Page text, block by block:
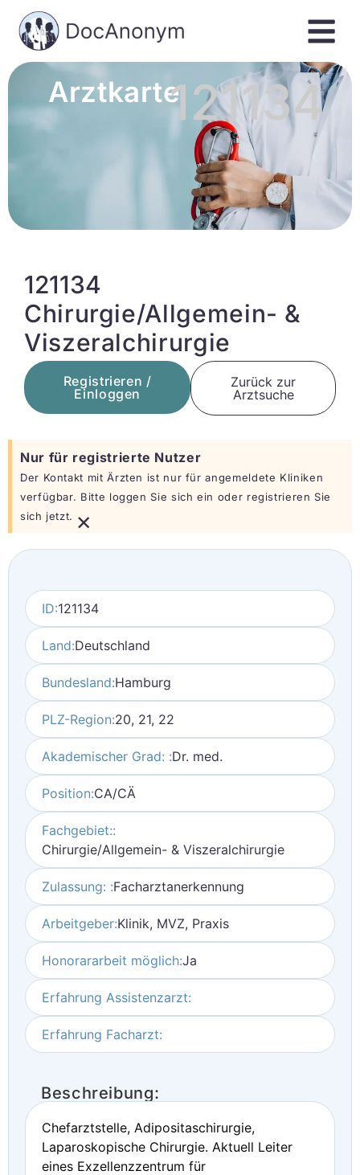
Arztkarte121134
121134
Chirurgie/Allgemein- &
Viszeralchirurgie
Registrieren /
Einloggen
Zurück zur
Arztsuche
Nur für registrierte Nutzer
Der Kontakt mit Ärzten ist nur für angemeldete Kliniken
verfügbar. Bitte loggen Sie sich ein oder registrieren Sie
sich jetzt. ×
ID:121134
Land:Deutschland
Bundesland:Hamburg
PLZ-Region:20, 21, 22
Akademischer Grad: :Dr. med.
Position:CA/CÄ
Fachgebiet::
Chirurgie/Allgemein- & Viszeralchirurgie
Zulassung: :Facharztanerkennung
Arbeitgeber:Klinik, MVZ, Praxis
Honorararbeit möglich:Ja
Erfahrung Assistenzarzt:
Erfahrung Facharzt:
Beschreibung:
Chefarztstelle, Adipositaschirurgie,
Laparoskopische Chirurgie. Aktuell Leiter
eines Exzellenzzentrum für